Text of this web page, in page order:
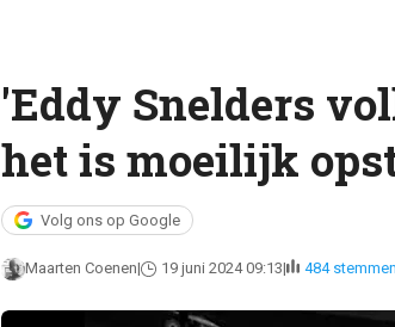
'Eddy Snelders
het is moeilijk
Volg ons op Google
Maarten Coenen 19 juni 2024 09:13 484 stemmen